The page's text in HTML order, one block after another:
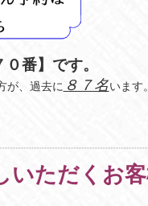
０番】です。
が、過去に ８７名います
いただくお